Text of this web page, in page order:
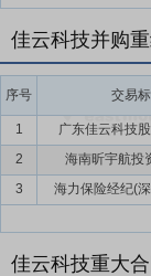
佳云科技并购重
序号 交易
1 广东佳云科技
2
海南昕宇航投
3
海力保险经纪(
佳云科技重大合